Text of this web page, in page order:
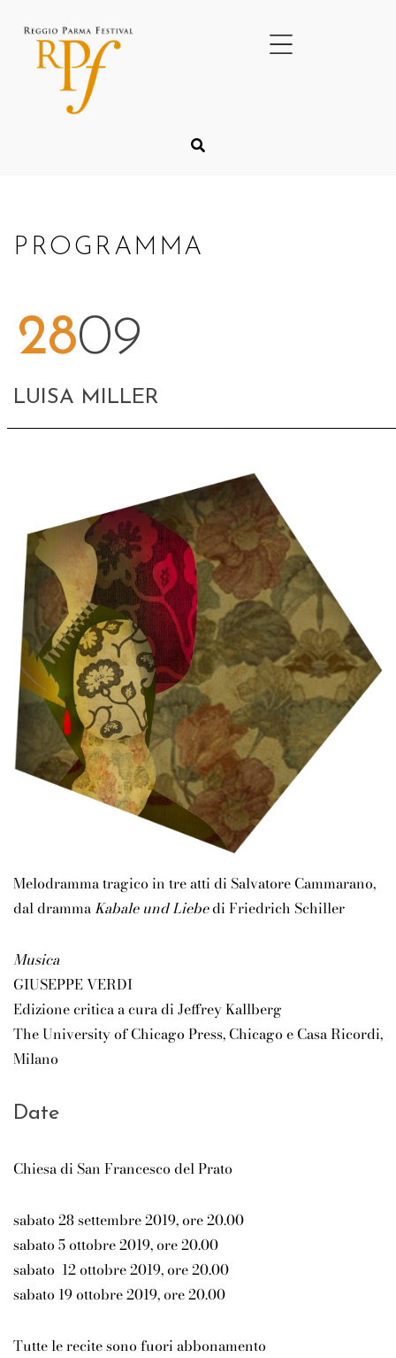
PROGRAMMA
2809
LUISA MILLER
Melodramma tragico in tre atti di Salvatore Cammarano,
dal drammaKabale und Liebedi Friedrich Schiller
Musica
GIUSEPPE VERDI
Edizione critica a cura di Jeffrey Kallberg
The University of Chicago Press, Chicago e Casa Ricordi,
Milano
Date
Chiesa di San Francesco del Prato
sabato 28 settembre 2019, ore 20.00
sabato 5 ottobre 2019, ore 20.00
sabato 12 ottobre 2019, ore 20.00
sabato 19 ottobre 2019, ore 20.00
Tutte le recite sono fuori abbonamento